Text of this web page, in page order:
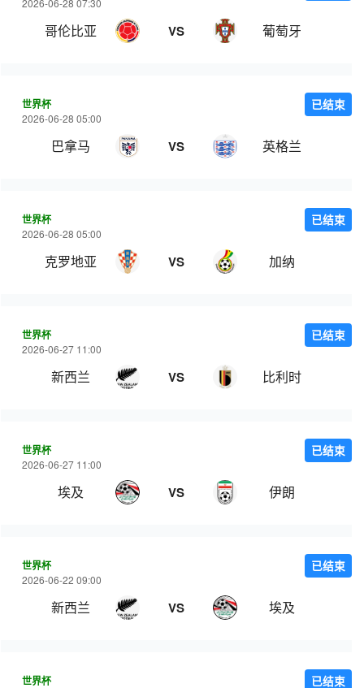
2026-06-28 07:30
哥伦比亚 VS 葡萄牙
世界杯
2026-06-28 05:00
巴拿马 VS 英格兰
已结束
世界杯
2026-06-28 05:00
克罗地亚 VS 加纳
已结束
世界杯
2026-06-27 11:00
新西兰 VS 比利时
已结束
世界杯
2026-06-27 11:00
埃及 VS 伊朗
已结束
世界杯
2026-06-22 09:00
新西兰 VS 埃及
已结束
世界杯 已结束